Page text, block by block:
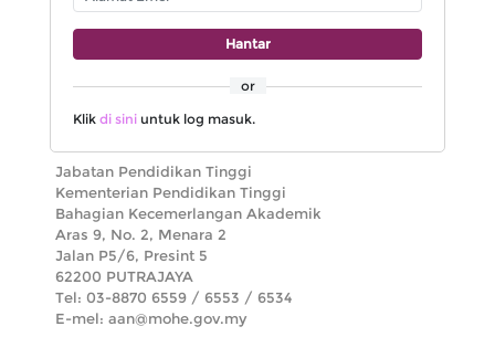
Hantar
or
Klik di sini untuk log masuk.
Jabatan Pendidikan Tinggi
Kementerian Pendidikan Tinggi
Bahagian Kecemerlangan Akademik
Aras 9, No. 2, Menara 2
Jalan P5/6, Presint 5
62200 PUTRAJAYA
Tel: 03-8870 6559 / 6553 / 6534
E-mel: aan@mohe.gov.my